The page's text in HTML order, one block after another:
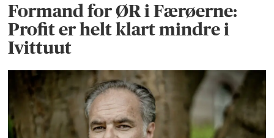
Formand for ØR i Færøerne:
Profit er helt klart mindre i
Ivittuut